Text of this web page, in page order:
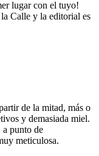
lugar con el tuyo!
Calle y la editorial es
de la mitad, más o
y demasiada miel.
a punto de
meticulosa.